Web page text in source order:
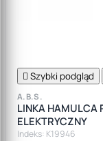
 Szybki podgląd
A.B.S.
LINKA HAMULCA
ELEKTRYCZNY
Indeks: K19946